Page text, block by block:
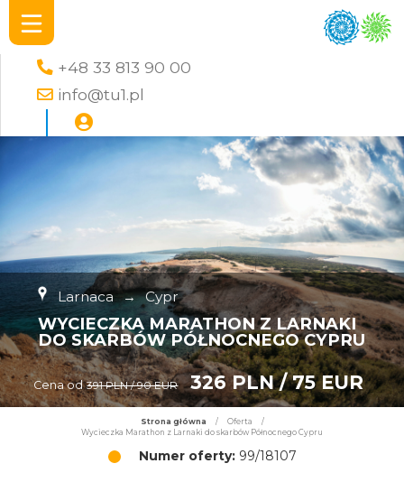
+48 33 813 90 00
info@tu1.pl
Larnaca → Cypr
WYCIECZKA MARATHON Z LARNAKI
DO SKARBÓW PÓŁNOCNEGO CYPRU
Cena od 391 PLN / 90 EUR 326 PLN / 75 EUR
Strona główna / Oferta
/
Wycieczka Marathon z Larnaki do skarbów Północnego Cypru
Numer oferty:99/18107